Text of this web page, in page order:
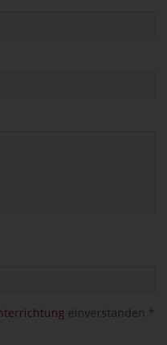
einverstanden *